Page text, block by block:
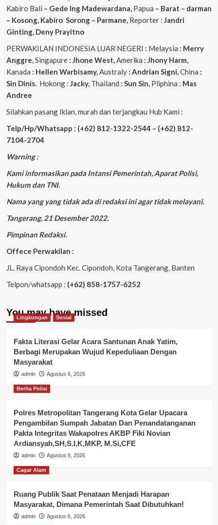
Kabiro Bali – Gede Ing Madewardana, Papua – Barat – darman
– Kosong, Kabiro Sorong – Parmane, Reporter : Jandri
Ginting, Deny Prayitno
PERWAKILAN INDONESIA LUAR NEGERI : Melaysia : Merry
Anggre,Singapure: Jhone West,Amerika : Jhony Harm,
Kanada : Hellen Warbisamy,Australy : Andrian Signi,China :
Sin Dinis. Hokong : Jacky, Thailand : Sun Sin, Pliphina : Mas
Andree
Silahkan pasang Iklan, murah dan terjangkau Hub Kami :
Telp/Hp/Whatsapp : (+62) 812-1322-2544 – (+62) 812-
7104-2704
Warning :
Kami informasikan pada Intansi Pemerintah, Aparat Polisi,
Hukum dan TNI.
Nama yang yang tidak ada di redaksi ini agar tidak melayani.
Tangerang, 21 Desember 2022.
Pimpinan Redaksi.
Offece Perwakilan :
JL. Raya Cipondoh Kec. Cipondoh, Kota Tangerang, Banten
Telpon/whatsapp : (+62) 858-1757-6252
You may have missed
Lingkungan Sosial
Fakta Literasi Gelar Acara Santunan Anak Yatim,
Berbagi Merupakan Wujud Kepeduliaan Dengan
Masyarakat
admin Agustus 6, 2026
Berita Polisi
Polres Metropolitan Tangerang Kota Gelar Upacara
Pengambilan Sumpah Jabatan Dan Penandatanganan
Pakta Integritas Wakapolres AKBP Fiki Novian
Ardiansyah,SH,S.I.K,MKP, M.Si,CFE
admin Agustus 6, 2026
Cagar Alam
Ruang Publik Saat Penataan Menjadi Harapan
Masyarakat, Dimana Pemerintah Saat Dibutuhkan!
admin Agustus 6, 2026